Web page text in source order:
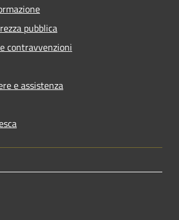
pubblica
contravvenzioni
e assistenza